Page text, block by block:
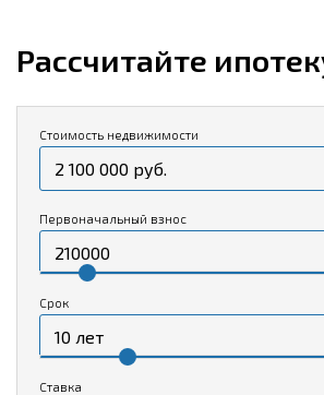
Рассчитайте
Стоимость недвижимости
Первоначальный взнос
Срок
Ставка